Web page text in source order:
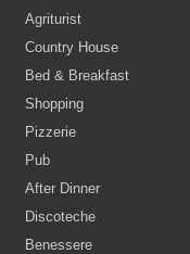
Agriturist
Country House
Bed & Breakfast
Shopping
Pizzerie
Pub
After Dinner
Discoteche
Benessere